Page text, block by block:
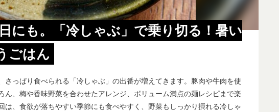
にも。「冷しゃぶ」で乗り切る！暑い
ごはん
さっぱり食べられる「冷しゃぶ」の出番が増えてきます。豚肉や牛肉を使
ん、梅や香味野菜を合わせたアレンジ、ボリューム満点の麺レシピまで楽
は、食欲が落ちやすい季節にも食べやすく、野菜もしっかり摂れる冷しゃ